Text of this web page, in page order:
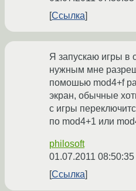
Ссылка
Я запускаю игры в
нужным мне
помошью mod4+f
экран, обычные
с игры
по mod4+1 или
philosoft
01.07.2011
Ссылка